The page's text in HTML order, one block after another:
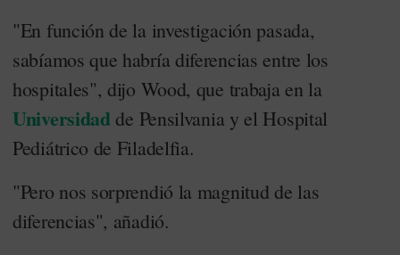
"En función de la investigación pasada,
sabíamos que habría diferencias entre los
hospitales", dijo Wood, que trabaja en la
Universidadde Pensilvania y el Hospital
Pediátrico de Filadelfia.
"Pero nos sorprendió la magnitud de las
diferencias", añadió.